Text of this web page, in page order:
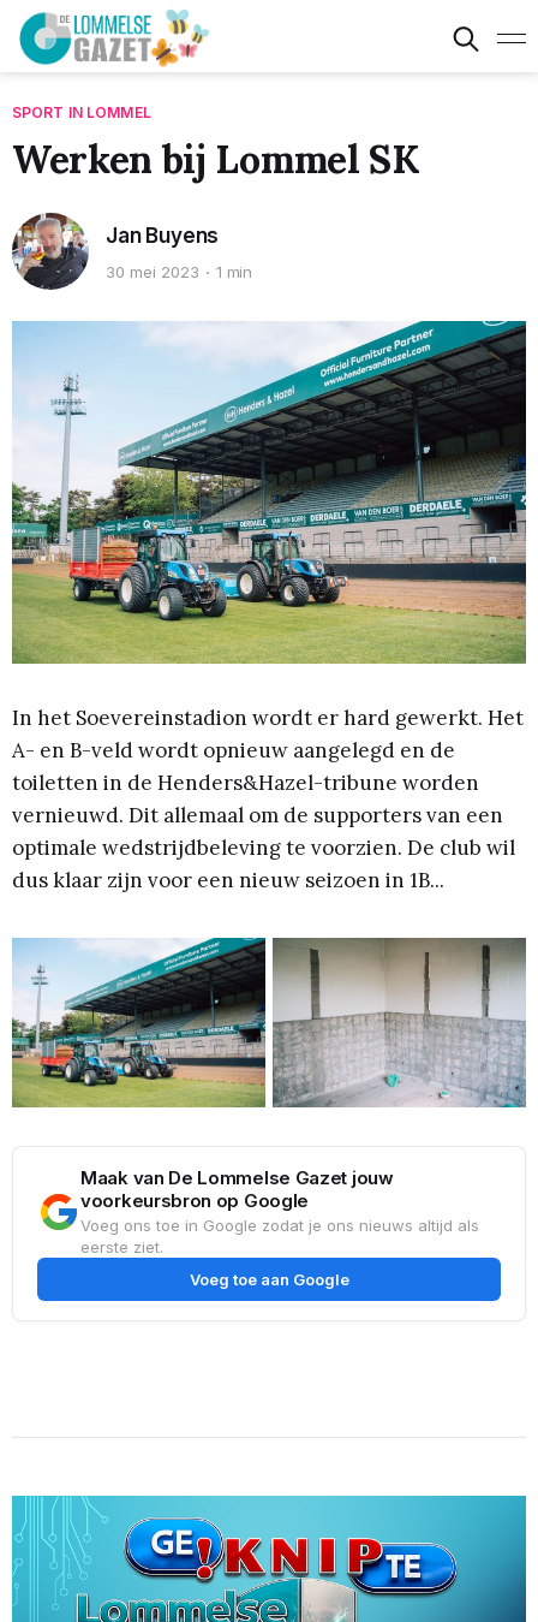
SPORT IN LOMMEL
Werken bij Lommel SK
Jan Buyens
30 mei 2023 1 min
In het Soevereinstadion wordt er hard gewerkt. Het
A- en B-veld wordt opnieuw aangelegd en de
toiletten in de Henders&Hazel-tribune worden
vernieuwd. Dit allemaal om de supporters van een
optimale wedstrijdbeleving te voorzien. De club wil
dus klaar zijn voor een nieuw seizoen in 1B...
Maak van De Lommelse Gazet jouw
voorkeursbron op Google
Voeg ons toe in Google zodat je ons nieuws altijd als
eerste ziet.
Voeg toe aan Google